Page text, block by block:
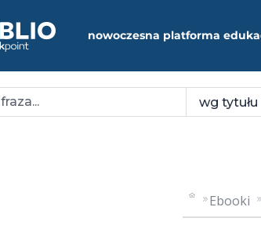
nowoczesna platforma
Ebooki